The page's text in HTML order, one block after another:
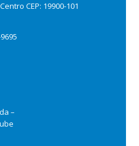
CEP: 19900-101
–